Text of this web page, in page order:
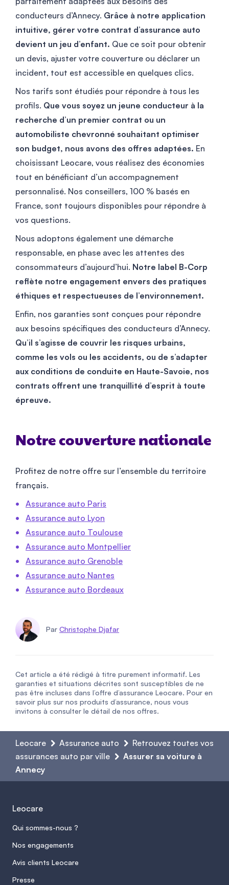
conducteurs d’Annecy. Grâce à notre application
intuitive, gérer votre contrat d’assurance auto
devient un jeu d’enfant. Que ce soit pour obtenir
un devis, ajuster votre couverture ou déclarer un
incident, tout est accessible en quelques clics.
Nos tarifs sont étudiés pour répondre à tous les
profils. Que vous soyez un jeune conducteur à la
recherche d’un premier contrat ou un
automobiliste chevronné souhaitant optimiser
son budget, nous avons des offres adaptées. En
choisissant Leocare, vous réalisez des économies
tout en bénéficiant d’un accompagnement
personnalisé. Nos conseillers, 100 % basés en
France, sont toujours disponibles pour répondre à
vos questions.
Nous adoptons également une démarche
responsable, en phase avec les attentes des
consommateurs d’aujourd’hui. Notre label B-Corp
reflète notre engagement envers des pratiques
éthiques et respectueuses de l’environnement.
Enfin, nos garanties sont conçues pour répondre
aux besoins spécifiques des conducteurs d’Annecy.
Qu’il s’agisse de couvrir les risques urbains,
comme les vols ou les accidents, ou de s’adapter
aux conditions de conduite en Haute-Savoie, nos
contrats offrent une tranquillité d’esprit à toute
épreuve.
Notre couverture nationale
Profitez de notre offre sur l’ensemble du territoire
français.
Assurance auto Paris
Assurance auto Lyon
Assurance auto Toulouse
Assurance auto Montpellier
Assurance auto Grenoble
Assurance auto Nantes
Assurance auto Bordeaux
Par Christophe Djafar
Cet article a été rédigé à titre purement informatif. Les
garanties et situations décrites sont susceptibles de ne
pas être incluses dans l’offre d’assurance Leocare. Pour en
savoir plus sur nos produits d’assurance, nous vous
invitons à consulter le détail de nos offres.
Leocare Assurance auto
Retrouvez toutes vos
assurances auto par ville
Assurer sa voiture à
Annecy
Leocare
Qui sommes-nous ?
Nos engagements
Avis clients Leocare
Presse